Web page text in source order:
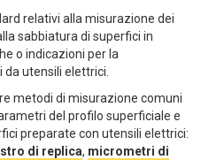
relativi alla misurazione dei
sabbiatura di superfici in
o indicazioni per la
utensili elettrici.
metodi di misurazione comuni
del profilo superficiale e
preparate con utensili elettrici:
di replica, micrometri di